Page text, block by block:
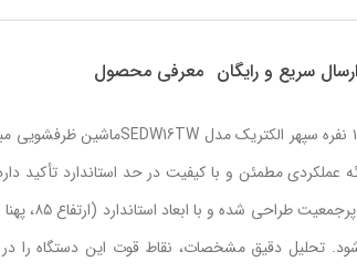
ارسال سریع و رایگان معرفی محصول
عملکردی مطمئن و با کیفیت در حد استاندارد
تحلیل دقیق مشخصات، نقاط قوت این دستگاه را در